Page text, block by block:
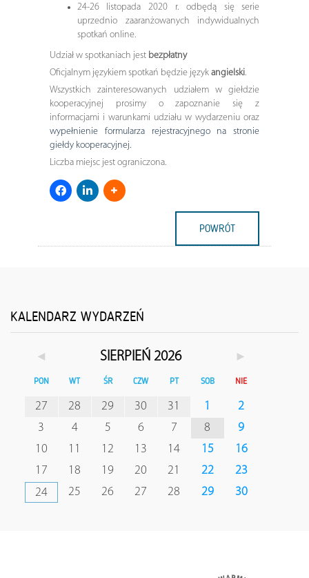
24-26 listopada 2020 r. odbędą się serie
uprzednio zaaranżowanych indywidualnych
spotkań online.
Udział w spotkaniach jest bezpłatny
Oficjalnym językiem spotkań będzie język angielski.
Wszystkich zainteresowanych udziałem w giełdzie
kooperacyjnej prosimy o zapoznanie się z
informacjami i warunkami udziału w wydarzeniu oraz
wypełnienie formularza rejestracyjnego na stronie
giełdy kooperacyjnej.
Liczba miejsc jest ograniczona.
POWRÓT
KALENDARZ WYDARZEŃ
◄ SIERPIEŃ 2026 ►
PON WT ŚR CZW PT SOB NIE
27 28 29 30 31 1
2
3
4 5 6 7 8
9
10
11 12 13 14 15
16
17
18 19 20 21 22
23
24
25 26 27 28 29 30